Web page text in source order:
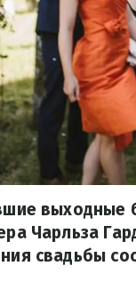
выходные
Чарльза
свадьбы